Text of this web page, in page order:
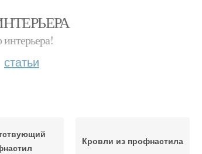
статьи
Кровли из профнастила